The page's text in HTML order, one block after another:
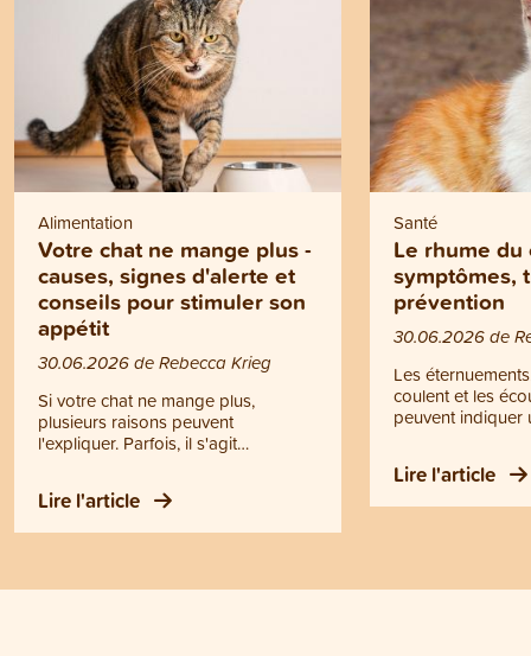
Alimentation
Votre chat ne mange plus -
causes, signes d'alerte et
conseils pour stimuler son
appétit
30.06.2026 de Rebecca Krieg
Si votre chat ne mange plus,
plusieurs raisons peuvent
l'expliquer. Parfois, il s'agit
perte d'appétit peut être le signe
d'un problème de santé. Mais
quand faut-il consulter un vétérinaire
Lire l'article
Santé
Le rhume du
symptômes,
prévention
30.06.2026 de
Les
coulent et les
peuvent indiquer
contagieuse des
supérieures. Le
d’écoulements
Lire l'article